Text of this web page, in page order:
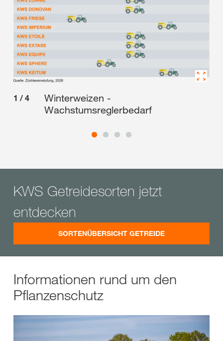
1 / 4
Winterweizen -
Wachstumsreglerbedarf
KWS Getreidesorten jetzt
entdecken
SORTENÜBERSICHT GETREIDE
Informationen rund um den
Pflanzenschutz